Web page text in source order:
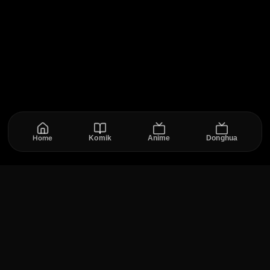
Home Komik Anime Donghua